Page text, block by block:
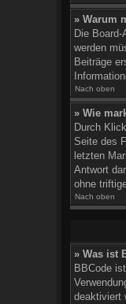
» Warum
Die
werden
Beiträge
Nach oben
» Wie
Durch
Seite des
letzten
Antwort
ohne
Nach oben
» Was ist
BBCode
deaktiviert